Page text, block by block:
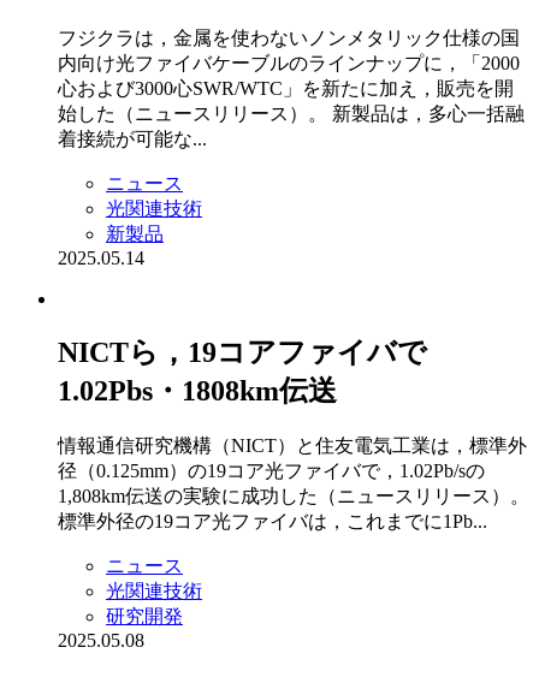
フジクラは，金属を使わないノンメタリック仕様の国
内向け光ファイバケーブルのラインナップに，「2000
心および3000心SWR/WTC」を新たに加え，販売を開
始した（ニュースリリース）。 新製品は，多心一括融
着接続が可能な...
ニュース
光関連技術
新製品
2025.05.14
NICTら，19コアファイバで
1.02Pbs・1808km伝送
情報通信研究機構（NICT）と住友電気工業は，標準外
径（0.125mm）の19コア光ファイバで，1.02Pb/sの
1,808km伝送の実験に成功した（ニュースリリース）。
標準外径の19コア光ファイバは，これまでに1Pb...
ニュース
光関連技術
研究開発
2025.05.08